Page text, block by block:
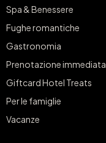
Spa & Benessere
Fughe romantiche
Gastronomia
Prenotazione immediata
Giftcard Hotel Treats
Per le famiglie
Vacanze